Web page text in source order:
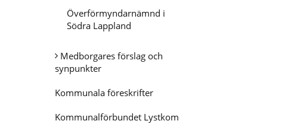
Överförmyndarnämnd i
Södra Lappland
Medborgares förslag och
synpunkter
Kommunala föreskrifter
Kommunalförbundet Lystkom